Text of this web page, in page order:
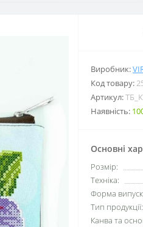
Виробник:
Код товару:
Артикул:
Наявність:
Основні
Розмір:
Техніка:
Форма
Тип продукції:
Канва та